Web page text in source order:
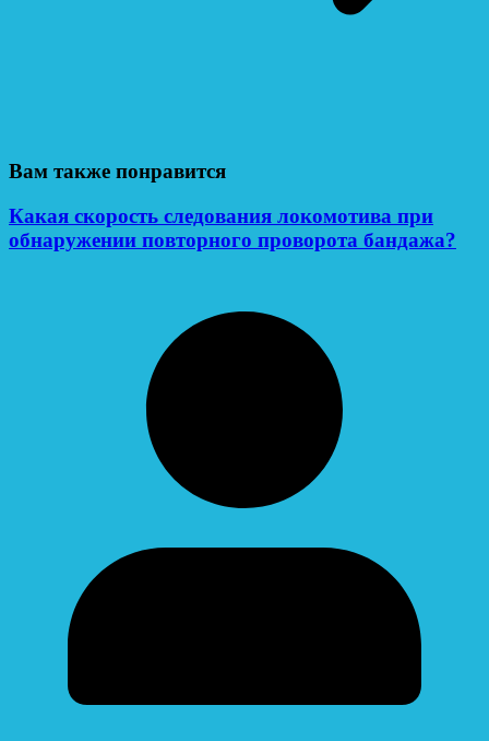
Вам также понравится
Какая скорость следования локомотива при
обнаружении повторного проворота бандажа?